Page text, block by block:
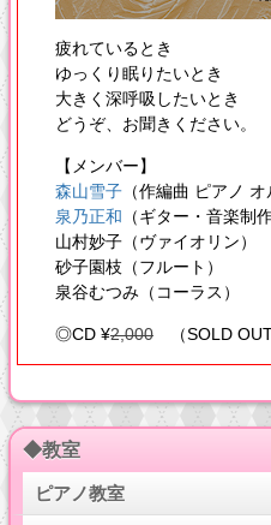
疲れているとき
ゆっくり眠りたいとき
大きく深呼吸したいとき
どうぞ、お聞きください。
【メンバー】
森山雪子（作編曲 ピアノ オ
泉乃正和 （ギター・音楽制
山村妙子（ヴァイオリン）
砂子園枝（フルート）
泉谷むつみ（コーラス）
◎CD ¥2,000（SOLD OUT
◆教室
ピアノ教室